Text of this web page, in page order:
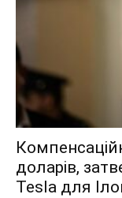
доларів,
Tesla для